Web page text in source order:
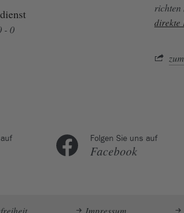
- 0
richten
direkte
Folgen Sie uns auf
Facebook
Impressum